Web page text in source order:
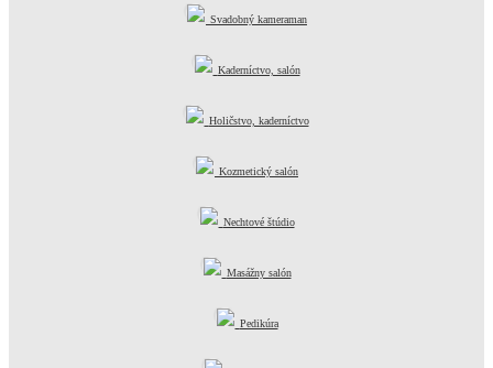
Svadobný kameraman
Kaderníctvo, salón
Holičstvo, kaderníctvo
Kozmetický salón
Nechtové štúdio
Masážny salón
Pedikúra